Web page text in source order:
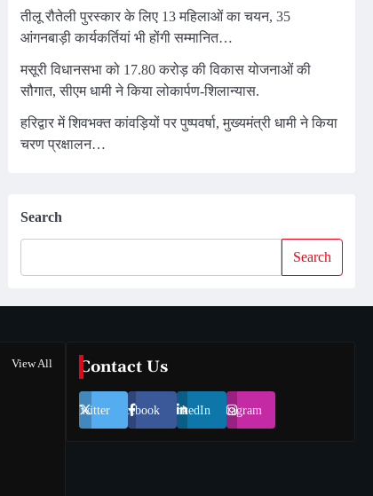
तीलू रौतेली पुरस्कार के लिए 13 महिलाओं का चयन, 35
आंगनबाड़ी कार्यकर्तियां भी होंगी सम्मानित…
मसूरी विधानसभा को 17.80 करोड़ की विकास योजनाओं की
सौगात, सीएम धामी ने किया लोकार्पण-शिलान्यास.
हरिद्वार में शिवभक्त कांवड़ियों पर पुष्पवर्षा, मुख्यमंत्री धामी ने किया
चरण प्रक्षालन…
Search
Search
View All Contact Us
Twitter Facebook LinkedIn Instagram